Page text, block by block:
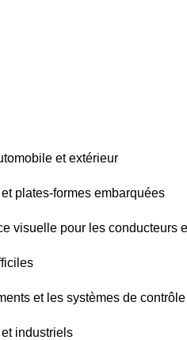
et extérieur
plates-formes embarquées
visuelle pour les conducteurs
et les systèmes de contrôle
industriels